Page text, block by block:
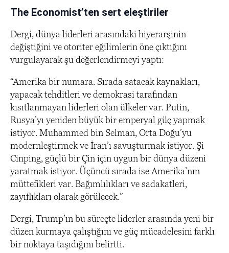
The Economist’ten sert eleştiriler
Dergi, dünya liderleri arasındaki hiyerarşinin
değiştiğini ve otoriter eğilimlerin öne çıktığını
vurgulayarak şu değerlendirmeyi yaptı:
“Amerika bir numara. Sırada satacak kaynakları,
yapacak tehditleri ve demokrasi tarafından
kısıtlanmayan liderleri olan ülkeler var. Putin,
Rusya’yı yeniden büyük bir emperyal güç yapmak
istiyor. Muhammed bin Selman, Orta Doğu’yu
modernleştirmek ve İran’ı savuşturmak istiyor. Şi
Cinping, güçlü bir Çin için uygun bir dünya düzeni
yaratmak istiyor. Üçüncü sırada ise Amerika’nın
müttefikleri var. Bağımlılıkları ve sadakatleri,
zayıflıkları olarak görülecek.”
Dergi, Trump’ın bu süreçte liderler arasında yeni bir
düzen kurmaya çalıştığını ve güç mücadelesini farklı
bir noktaya taşıdığını belirtti.